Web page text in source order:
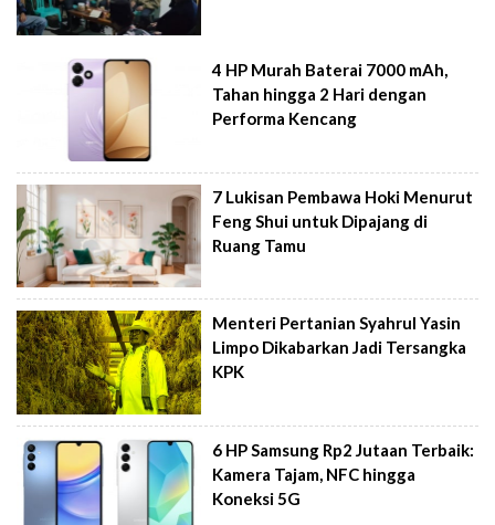
4 HP Murah Baterai 7000 mAh,
Tahan hingga 2 Hari dengan
Performa Kencang
7 Lukisan Pembawa Hoki Menurut
Feng Shui untuk Dipajang di
Ruang Tamu
Menteri Pertanian Syahrul Yasin
Limpo Dikabarkan Jadi Tersangka
KPK
6 HP Samsung Rp2 Jutaan Terbaik:
Kamera Tajam, NFC hingga
Koneksi 5G